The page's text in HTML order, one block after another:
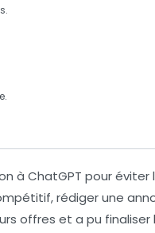
.
à ChatGPT pour éviter
rédiger une
offres et a pu finaliser